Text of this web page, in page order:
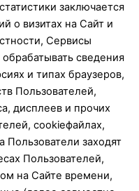
заключается
о визитах на Сайт и
Сервисы
сведения
и типах браузеров,
Пользователей,
дисплеев и прочих
cookieфайлах,
Пользователи заходят
Пользователей,
на Сайте времени,